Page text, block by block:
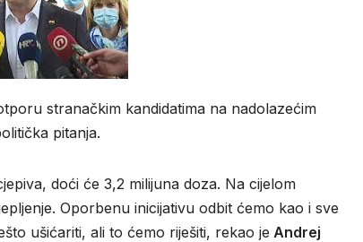
stranačkim kandidatima na nadolazećim
pitanja.
doći će 3,2 milijuna doza. Na cijelom
Oporbenu inicijativu odbit ćemo kao i sve
ušićariti, ali to ćemo riješiti, rekao je Andrej